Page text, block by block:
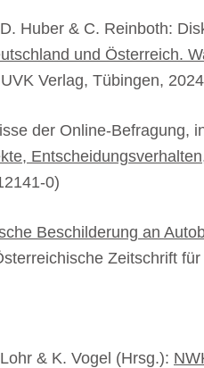
Huber & C. Reinboth:
und Österreich.
Verlag, Tübingen,
der Online-Befragung,
Entscheidungsverhalten
0)
Beschilderung an
Zeitschrift
& K. Vogel (Hrsg.):